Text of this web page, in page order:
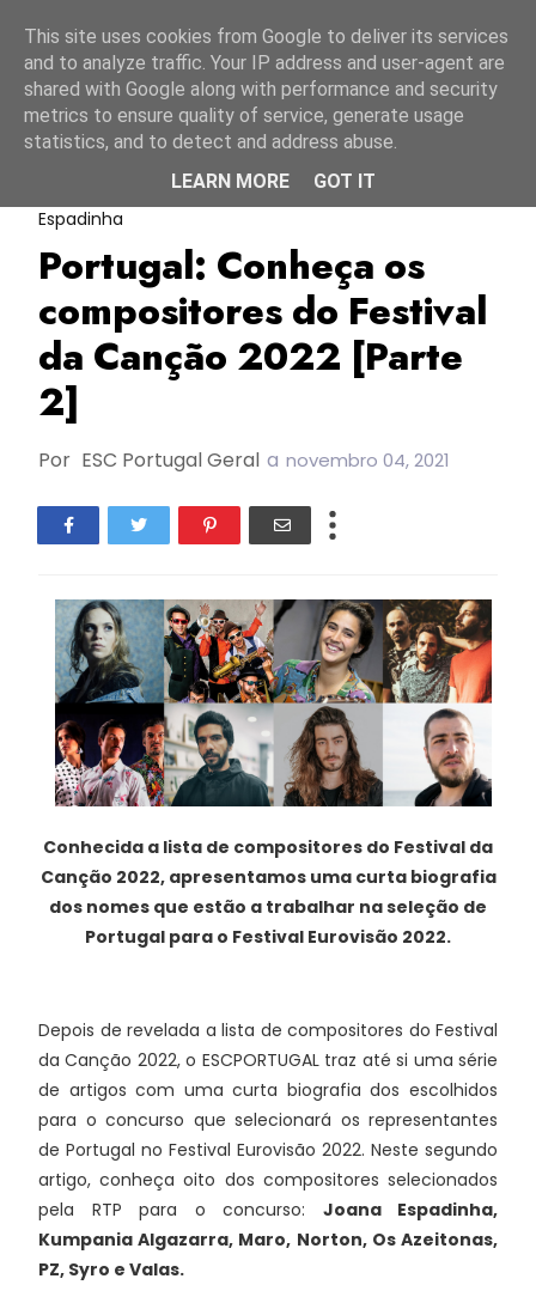
Festival Da Canção 2022
Espadinha
Portugal: Conheça os
compositores do Festival
da Canção 2022 [Parte
2]
Por ESC Portugal Geral a novembro 04, 2021
Conhecida a lista de compositores do Festival da
Canção 2022, apresentamos uma curta biografia
dos nomes que estão a trabalhar na seleção de
Portugal para o Festival Eurovisão 2022.
Depois de revelada a lista de compositores do Festival
da Canção 2022, o ESCPORTUGAL traz até si uma série
de artigos com uma curta biografia dos escolhidos
para o concurso que selecionará os representantes
de Portugal no Festival Eurovisão 2022. Neste segundo
artigo, conheça oito dos compositores selecionados
pela RTP para o concurso: Joana Espadinha,
Kumpania Algazarra, Maro, Norton, Os Azeitonas,
PZ, Syro e Valas.
This site uses cookies from Google to deliver its services
and to analyze traffic. Your IP address and user-agent are
shared with Google along with performance and security
metrics to ensure quality of service, generate usage
statistics, and to detect and address abuse.
LEARN MORE
GOT IT